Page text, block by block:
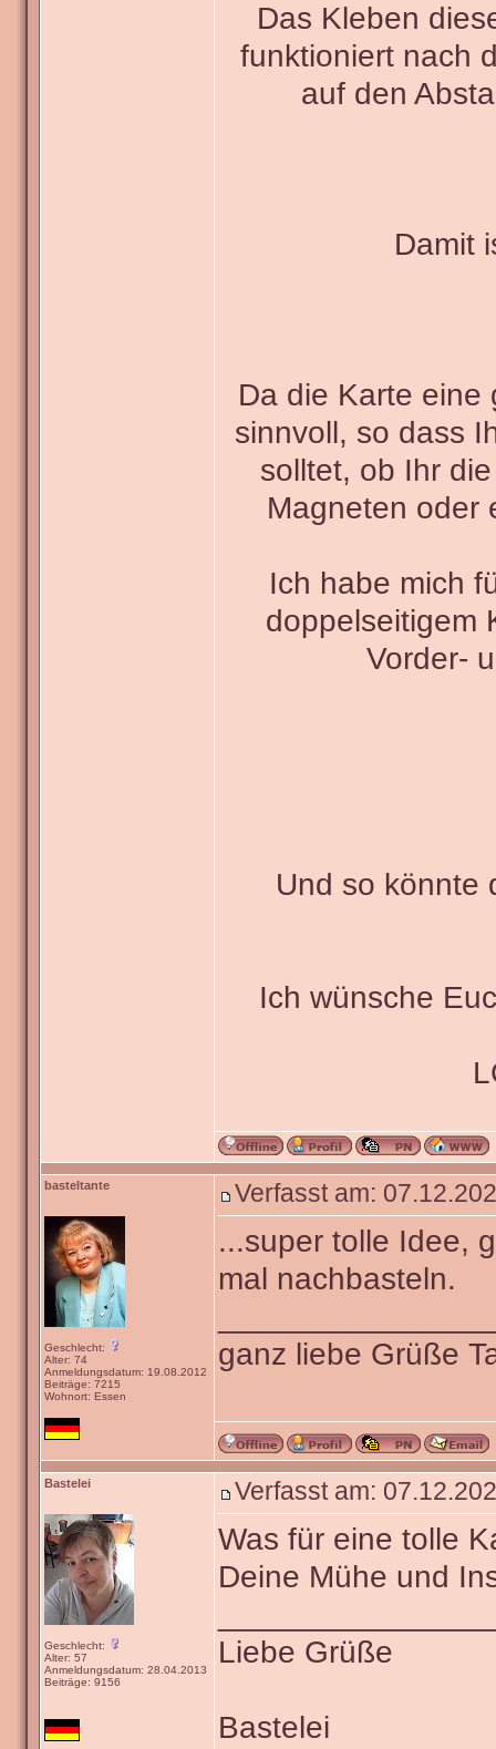
Das Kleben
funktioniert nach
auf den
Damit
Da die Karte eine
sinnvoll, so dass
solltet, ob Ihr
Magneten oder
Ich habe mich
doppelseitigem
Vorder-
Und so könnte
Ich wünsche
basteltante
Geschlecht:
Alter: 74
Anmeldungsdatum: 19.08.2012
Beiträge: 7215
Wohnort: Essen
Verfasst am:
...super tolle Idee,
mal nachbasteln.
ganz liebe Grüße
Bastelei
Geschlecht:
Alter: 57
Anmeldungsdatum: 28.04.2013
Beiträge: 9156
Verfasst am:
Was für eine tolle
Deine Mühe und
Liebe Grüße
Bastelei